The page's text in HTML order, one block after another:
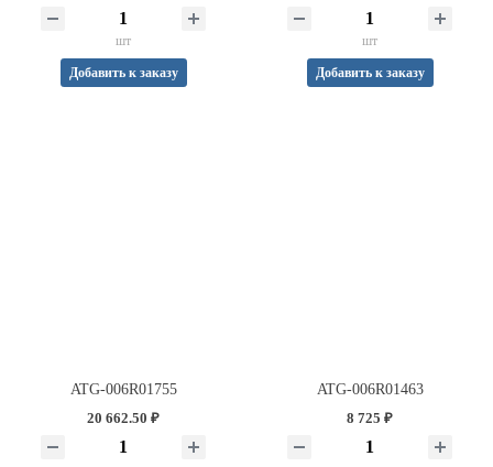
шт
Добавить к заказу
шт
Добавить к заказу
ATG-006R01755
20 662.50 ₽
ATG-006R01463
8 725 ₽